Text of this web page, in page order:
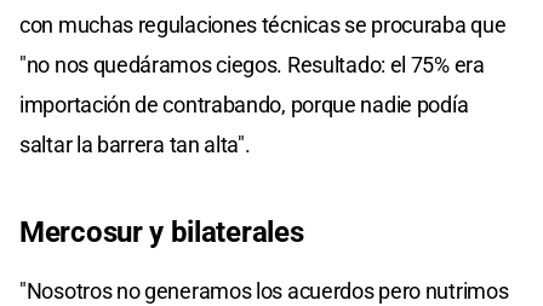
con muchas regulaciones técnicas se procuraba que
"no nos quedáramos ciegos. Resultado: el 75% era
importación de contrabando, porque nadie podía
saltar la barrera tan alta".
Mercosur y bilaterales
"Nosotros no generamos los acuerdos pero nutrimos